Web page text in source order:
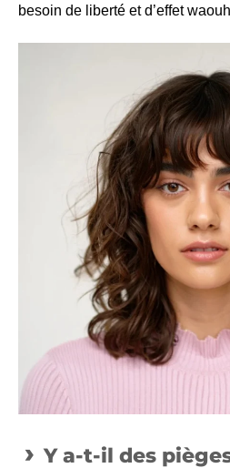
besoin de liberté et d’effet
Y a-t-il des